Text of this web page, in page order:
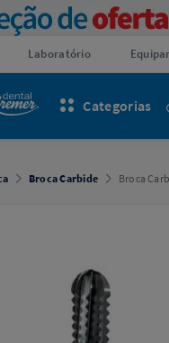
Laboratório
Categorias
Broca Carbide Broca